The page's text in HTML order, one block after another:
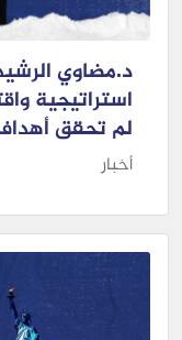
د.مضاوي
استراتيجية
لم تحقق
أخبار